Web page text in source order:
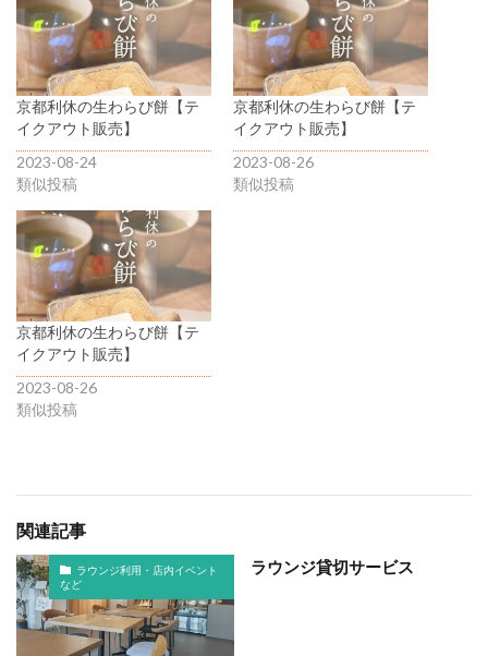
京都利休の生わらび餅【テ
イクアウト販売】
2023-08-24
類似投稿
京都利休の生わらび餅【テ
イクアウト販売】
2023-08-26
類似投稿
京都利休の生わらび餅【テ
イクアウト販売】
2023-08-26
類似投稿
関連記事
ラウンジ利用・店内イベント
など
ラウンジ貸切サービス